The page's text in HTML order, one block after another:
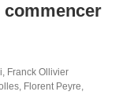
commencer
, Franck Ollivier
, Florent Peyre,